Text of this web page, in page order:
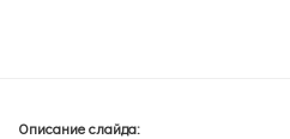
Описание слайда: